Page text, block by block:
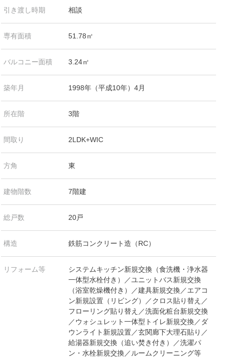
引き渡し時期 相談
専有面積 51.78㎡
バルコニー面積 3.24㎡
築年月 1998年（平成10年）4月
所在階 3階
間取り 2LDK+WIC
方角 東
建物階数 7階建
総戸数 20戸
構造 鉄筋コンクリート造（RC）
リフォーム等
システムキッチン新規交換（食洗機・浄水器
一体型水栓付き）／ユニットバス新規交換
（浴室乾燥機付き）／建具新規交換／エアコ
ン新規設置（リビング）／クロス貼り替え／
フローリング貼り替え／洗面化粧台新規交換
／ウォシュレット一体型トイレ新規交換／ダ
ウンライト新規設置／玄関廊下大理石貼り／
給湯器新規交換（追い焚き付き）／洗濯パ
ン・水栓新規交換／ルームクリーニング等